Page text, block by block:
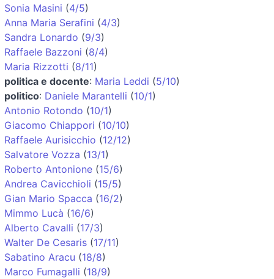
Sonia Masini (4/5)
Anna Maria Serafini (4/3)
Sandra Lonardo (9/3)
Raffaele Bazzoni (8/4)
Maria Rizzotti (8/11)
politica e docente: Maria Leddi (5/10)
politico: Daniele Marantelli (10/1)
Antonio Rotondo (10/1)
Giacomo Chiappori (10/10)
Raffaele Aurisicchio (12/12)
Salvatore Vozza (13/1)
Roberto Antonione (15/6)
Andrea Cavicchioli (15/5)
Gian Mario Spacca (16/2)
Mimmo Lucà (16/6)
Alberto Cavalli (17/3)
Walter De Cesaris (17/11)
Sabatino Aracu (18/8)
Marco Fumagalli (18/9)